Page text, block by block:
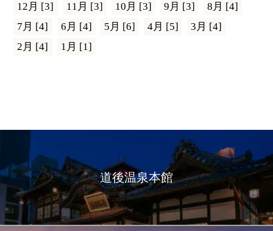
12月 [3] 11月 [3] 10月 [3] 9月 [3]
8月 [4]
7月 [4]
6月 [4] 5月 [6] 4月 [5]
3月 [4]
2月 [4]
1月 [1]
道後温泉本館